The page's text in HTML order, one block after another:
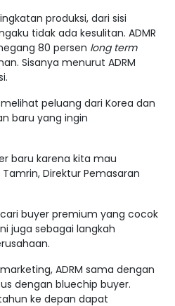
produksi, dari sisi
tidak ada kesulitan. ADMR
80 persen long term
Sisanya menurut ADRM
peluang dari Korea dan
baru yang ingin
baru karena kita mau
Direktur Pemasaran
buyer premium yang cocok
juga sebagai langkah
ADRM sama dengan
dengan bluechip buyer.
ke depan dapat